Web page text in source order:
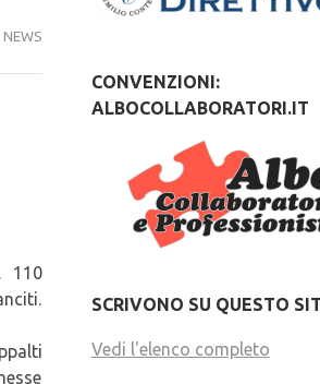
NEWS
110
CONVENZIONI:
ALBOCOLLABORATORI.IT
SCRIVONO SU QUESTO
Vedi l'elenco completo